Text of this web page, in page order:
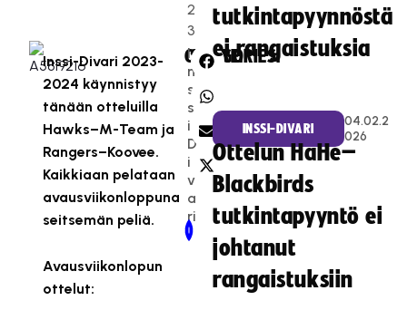
2
3
Inssi-Divari 2023-
2024 käynnistyy
tänään otteluilla
Hawks–M-Team ja
Rangers–Koovee.
Kaikkiaan pelataan
avausviikonloppuna
seitsemän peliä.
Avausviikonlopun
ottelut:
CATEGORIES:
I
n
s
s
i-
D
i
v
a
ri
SHARE:
Newer Post
tutkintapyynnöstä
ei rangaistuksia
INSSI-DIVARI
04.02.2
026
Ottelun HaHe–
Blackbirds
tutkintapyyntö ei
johtanut
rangaistuksiin